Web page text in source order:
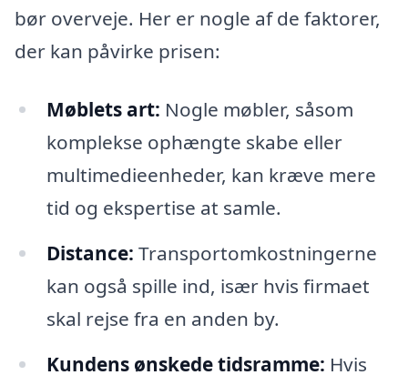
bør overveje. Her er nogle af de faktorer,
der kan påvirke prisen:
Møblets art: Nogle møbler, såsom
komplekse ophængte skabe eller
multimedieenheder, kan kræve mere
tid og ekspertise at samle.
Distance: Transportomkostningerne
kan også spille ind, især hvis firmaet
skal rejse fra en anden by.
Kundens ønskede tidsramme: Hvis